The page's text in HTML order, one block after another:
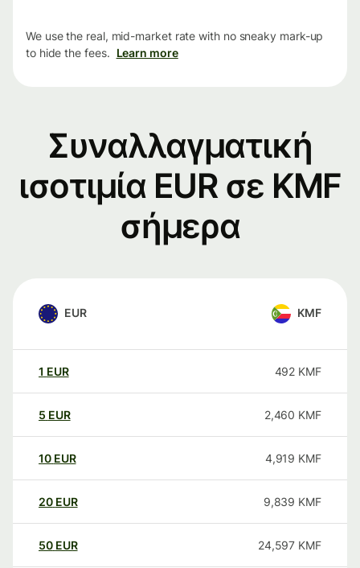
We use the real, mid-market rate with no sneaky mark-up
to hide the fees. Learn more
Συναλλαγματική
ισοτιμία EUR σε KMF
σήμερα
EUR KMF
1 EUR 492 KMF
5 EUR 2,460 KMF
10 EUR 4,919 KMF
20 EUR 9,839 KMF
50 EUR 24,597 KMF